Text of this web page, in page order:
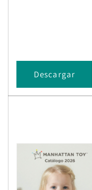
Descargar